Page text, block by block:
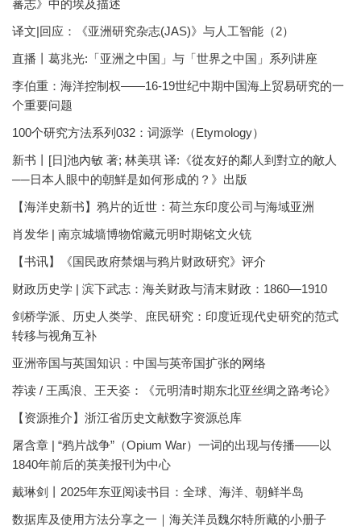
蕃志》中的埃及描述
译文|回应：《亚洲研究杂志(JAS)》与人工智能（2）
直播丨葛兆光:「亚洲之中国」与「世界之中国」系列讲座
李伯重：海洋控制权——16-19世纪中期中国海上贸易研究的一
个重要问题
100个研究方法系列032：词源学（Etymology）
新书丨[日]池內敏 著; 林美琪 译:《從友好的鄰人到對立的敵人
──日本人眼中的朝鮮是如何形成的？》出版
【海洋史新书】鸦片的近世：荷兰东印度公司与海域亚洲
肖发华 | 南京城墙博物馆藏元明时期铭文火铳
【书讯】《国民政府禁烟与鸦片财政研究》评介
财政历史学 | 滨下武志：海关财政与清末财政：1860—1910
剑桥学派、历史人类学、庶民研究：印度近现代史研究的范式
转移与视角互补
亚洲帝国与英国知识：中国与英帝国扩张的网络
荐读 / 王禹浪、王天姿：《元明清时期东北亚丝绸之路考论》
【资源推介】浙江省历史文献数字资源总库
屠含章 | “鸦片战争”（Opium War）一词的出现与传播——以
1840年前后的英美报刊为中心
戴琳剑丨2025年东亚阅读书目：全球、海洋、朝鲜半岛
数据库及使用方法分享之一｜海关洋员魏尔特所藏的小册子